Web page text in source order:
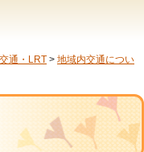
交通・LRT > 地域内交通につい